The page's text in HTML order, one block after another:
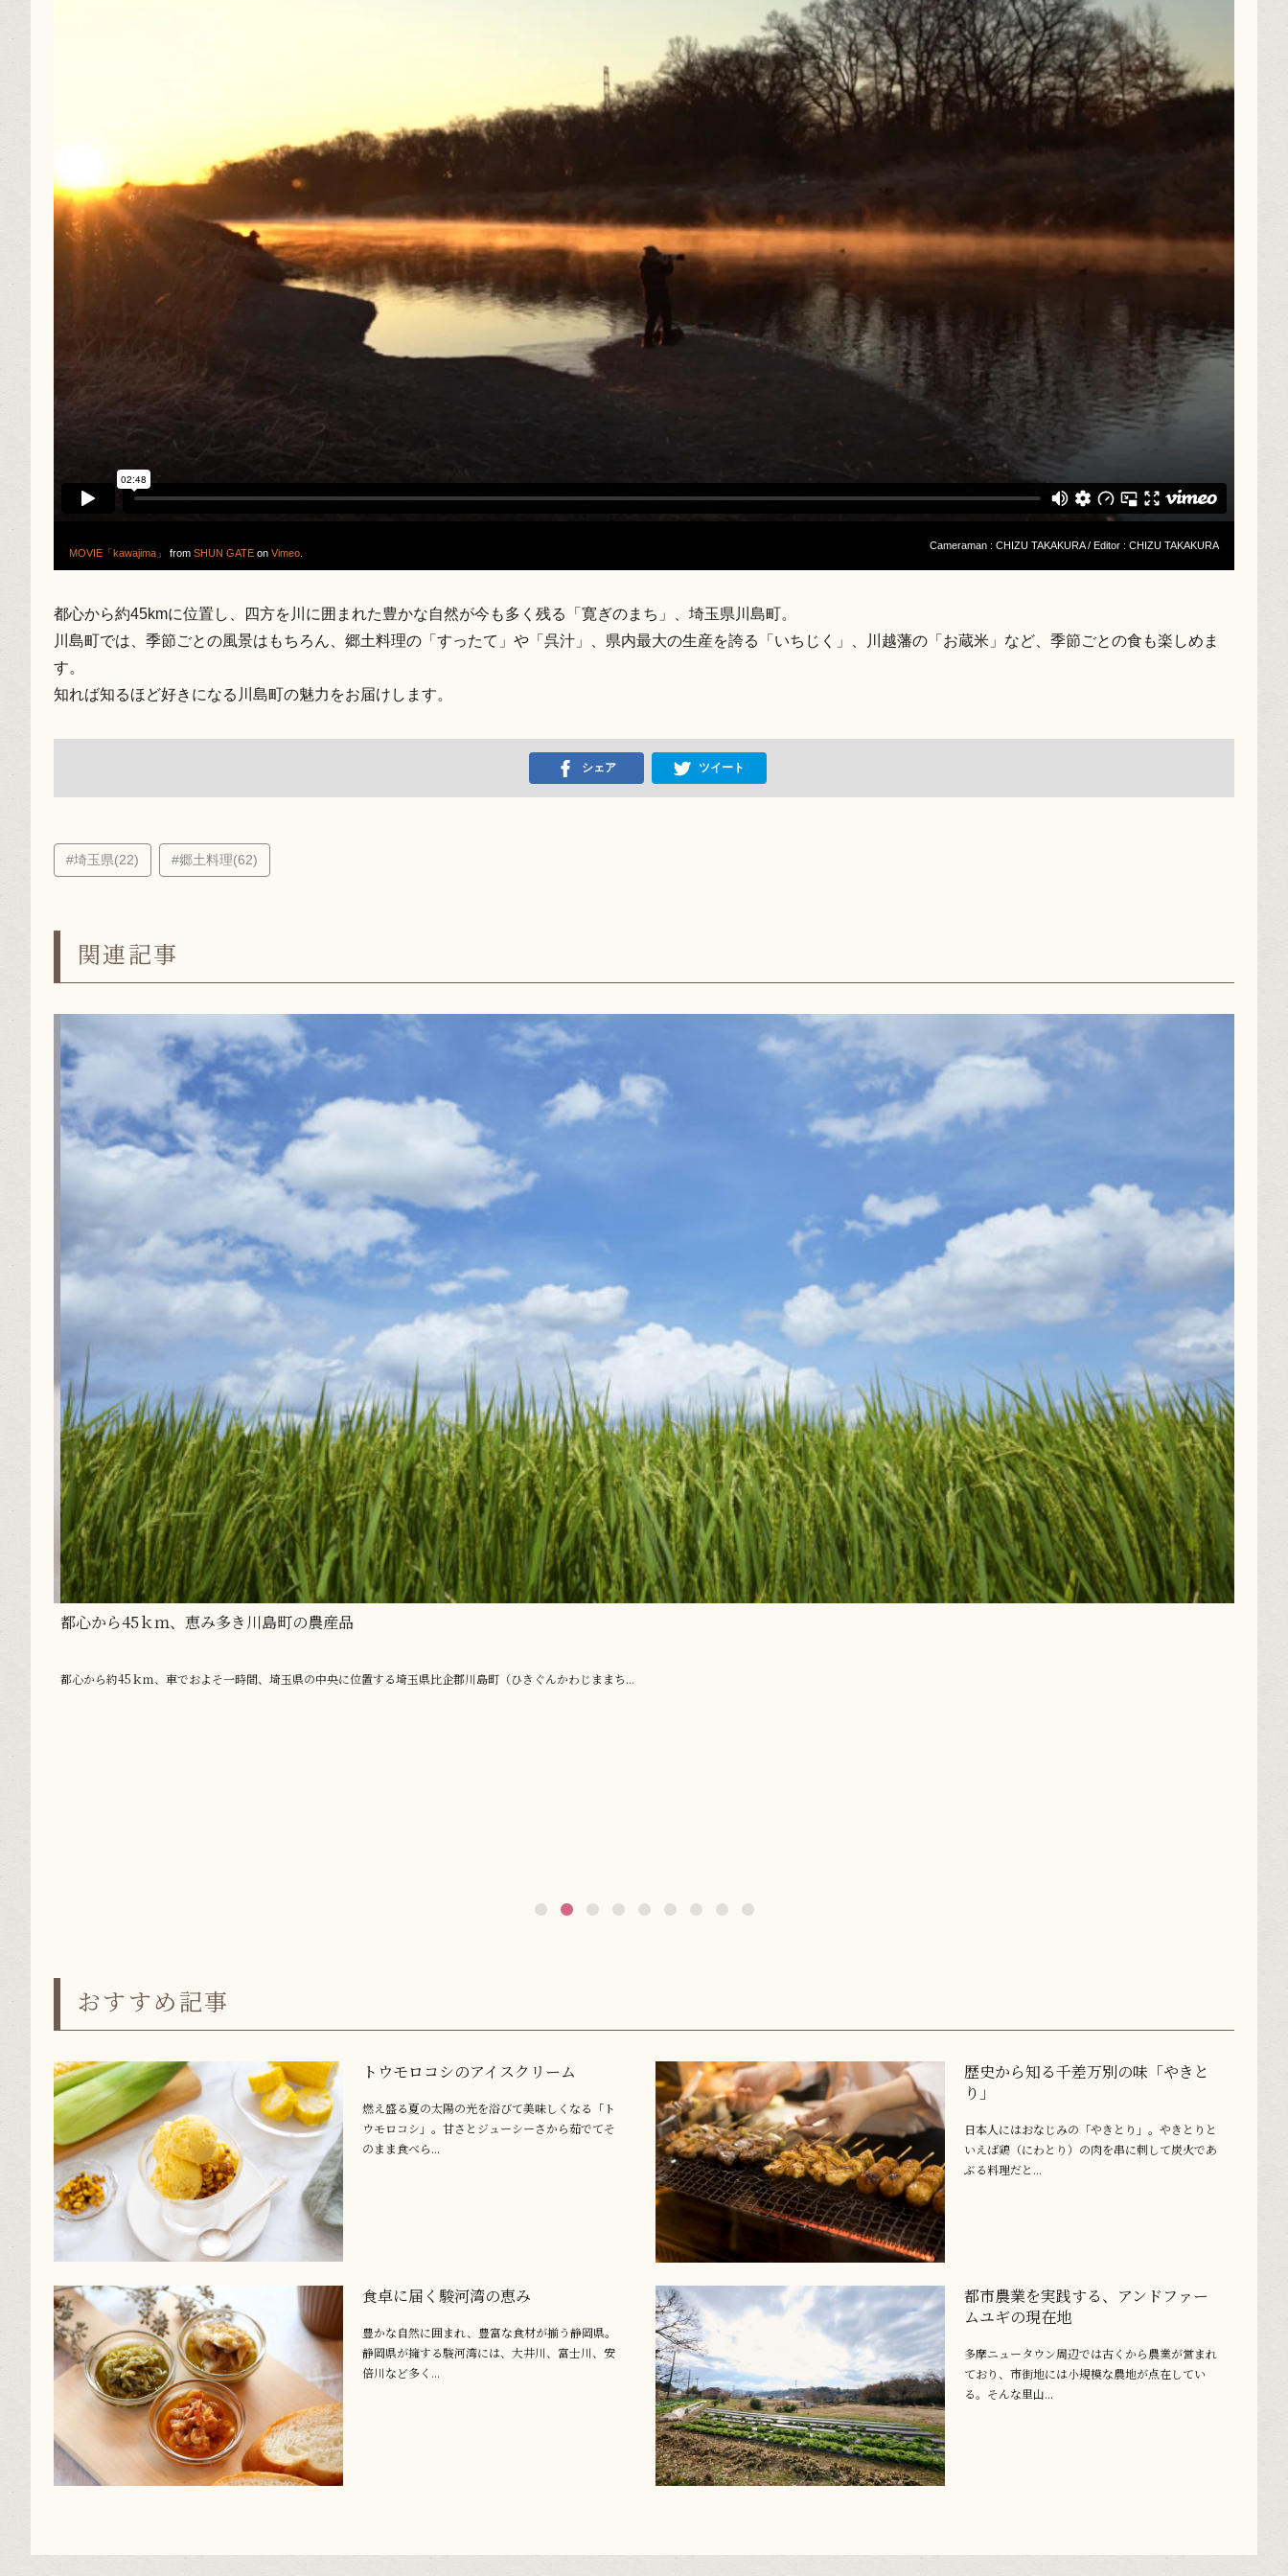
MOVIE「kawajima」 from SHUN GATE on Vimeo
Cameraman : CHIZU TAKAKURA / Editor : CHIZU TAKAKURA
都心から約45kmに位置し、四方を川に囲まれた豊かな自然が今も多く残る「寛ぎのまち」、埼玉県川島町。
川島町では、季節ごとの風景はもちろん、郷土料理の「すったて」や「呉汁」、県内最大の生産を誇る「いちじく」、川越藩の「お蔵米」など、季節ごとの食も楽しめま
す。
知れば知るほど好きになる川島町の魅力をお届けします。
シェア ツイート
#埼玉県(22) #郷土料理(62)
関連記事
都心から45ｋｍ、恵み多き川島町の農産品
都心から約45ｋｍ、車でおよそ一時間、埼玉県の中央に位置する埼玉県比企郡川島町（ひきぐんかわじままち...
おすすめ記事
トウモロコシのアイスクリーム
燃え盛る夏の太陽の光を浴びて美味しくなる「ト
ウモロコシ」。甘さとジューシーさから茹でてそ
のまま食べら...
歴史から知る千差万別の味「やきと
り」
日本人にはおなじみの「やきとり」。やきとりと
いえば鶏（にわとり）の肉を串に刺して炭火であ
ぶる料理だと...
食卓に届く駿河湾の恵み
豊かな自然に囲まれ、豊富な食材が揃う静岡県。
静岡県が擁する駿河湾には、大井川、富士川、安
倍川など多く...
都市農業を実践する、アンドファー
ムユギの現在地
多摩ニュータウン周辺では古くから農業が営まれ
ており、市街地には小規模な農地が点在してい
る。そんな里山...